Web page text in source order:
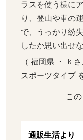
ラスを使う様に
り、登山や車の
で、うっかり紛
したか思い出せ
（ 福岡県 ・ ｋ
スポーツタイプ
こ
通販生活より